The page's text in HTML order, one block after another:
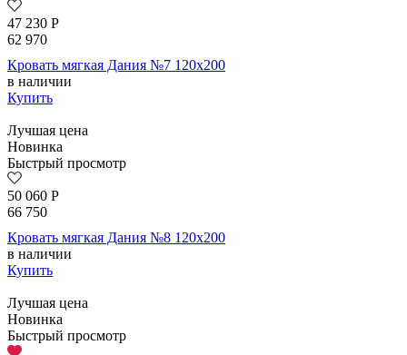
47 230 Р
62 970
Кровать мягкая Дания №7 120х200
в наличии
Купить
Лучшая цена
Новинка
Быстрый просмотр
50 060 Р
66 750
Кровать мягкая Дания №8 120х200
в наличии
Купить
Лучшая цена
Новинка
Быстрый просмотр